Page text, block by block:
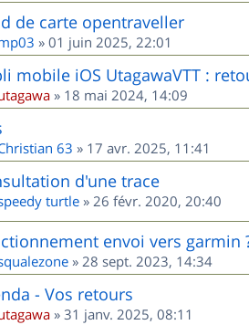
de carte opentraveller
» 01 juin 2025, 22:01
mobile iOS UtagawaVTT :
» 18 mai 2024, 14:09
63 » 17 avr. 2025, 11:41
d'une trace
turtle » 26 févr. 2020, 20:40
envoi vers garmin
» 28 sept. 2023, 14:34
- Vos retours
» 31 janv. 2025, 08:11